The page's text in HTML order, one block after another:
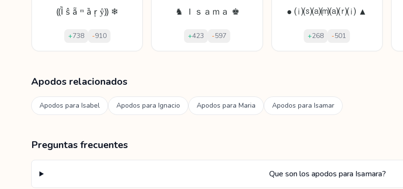
⸨Ȉ ŝ ẵ ᵐ ȁ ŗ ẙ⸩ ❄
+738 -910
♞ Ｉｓａｍａ ♚
+423 -597
● ⒤⒮⒜⒨⒜⒭⒤ ▲
+268 -501
Apodos relacionados
Apodos para Isabel Apodos para Ignacio Apodos para Maria Apodos para Isamar
Preguntas frecuentes
Que son los apodos para Isamara?